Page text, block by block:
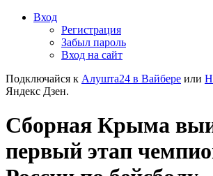
Вход
Регистрация
Забыл пароль
Вход на сайт
Подключайся к Алушта24 в Вайбере или
Яндекс Дзен.
Сборная Крыма
первый этап